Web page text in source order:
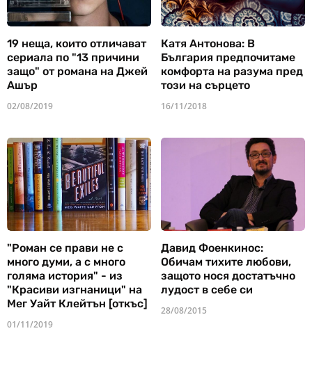
19 неща, които отличават
сериала по "13 причини
защо" от романа на Джей
Ашър
02/08/2019
Катя Антонова: В
България предпочитаме
комфорта на разума пред
този на сърцето
16/11/2018
"Роман се прави не с
много думи, а с много
голяма история" - из
"Красиви изгнаници" на
Мег Уайт Клейтън [откъс]
01/11/2019
Давид Фоенкинос:
Обичам тихите любови,
защото нося достатъчно
лудост в себе си
28/08/2015